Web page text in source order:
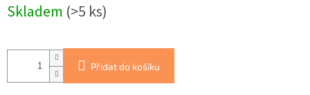
cena:
Skladem (>5 ks)
Přidat do košíku